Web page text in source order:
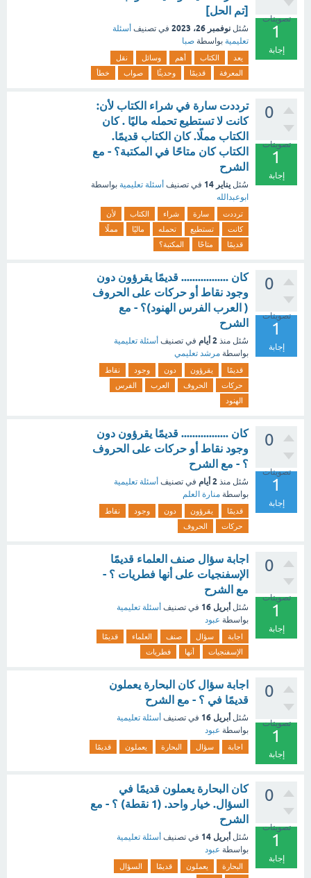
تصويتات
1
إجابة
[تم الحل]
سُئل نوفمبر 26، 2023 في تصنيف أسئلة
تعليمية بواسطة صبا
يعد الكتاب أهم وسائل
نقل
المعرفة
قديمًا وحديثًا صواب خطأ
0
تصويتات
1
إجابة
ترددت سارة في شراء الكتاب لأن:
كانت لا تستطيع تحمله ماليًا . كان
الكتاب مملًا. كان الكتاب قديمًا.
الكتاب كان متاحًا في المكتبة؟ - مع
الشرح
سُئل يناير 14 في تصنيف أسئلة تعليمية بواسطة
ابوعبدالله
ترددت سارة شراء الكتاب
لأن
كانت
تستطيع تحمله ماليًا
مملًا
قديمًا
متاحًا المكتبة؟
0
تصويتات
1
إجابة
كان ................. قديمًا يقرؤون دون
وجود نقاط أو حركات على الحروف
( العرب الفرس الهنود)؟ - مع
الشرح
سُئل منذ 2 أيام في تصنيف أسئلة تعليمية
بواسطة مرشد تعليمي
قديمًا يقرؤون دون وجود
نقاط
حركات
الحروف العرب
الفرس
الهنود
0
تصويتات
1
إجابة
كان ................. قديمًا يقرؤون دون
وجود نقاط أو حركات على الحروف
؟ - مع الشرح
سُئل منذ 2 أيام في تصنيف أسئلة تعليمية
بواسطة منارة العلم
قديمًا يقرؤون دون وجود
نقاط
حركات
الحروف
0
تصويتات
1
إجابة
اجابة سؤال صنف العلماء قديمًا
الإسفنجيات على أنها فطريات ؟ -
مع الشرح
سُئل أبريل 16 في تصنيف أسئلة تعليمية
بواسطة عبود
اجابة سؤال صنف العلماء
قديمًا
الإسفنجيات
أنها فطريات
0
تصويتات
1
إجابة
اجابة سؤال كان البحارة يعملون
قديمًا في ؟ - مع الشرح
سُئل أبريل 16 في تصنيف أسئلة تعليمية
بواسطة عبود
اجابة سؤال البحارة يعملون قديمًا
0
تصويتات
1
إجابة
كان البحارة يعملون قديمًا في
السؤال. خيار واحد. (1 نقطة) ؟ - مع
الشرح
سُئل أبريل 14 في تصنيف أسئلة تعليمية
بواسطة عبود
البحارة يعملون قديمًا
السؤال